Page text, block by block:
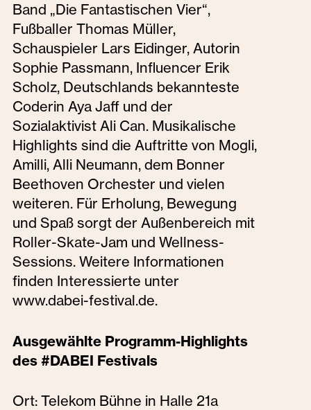
Band „Die Fantastischen Vier“,
Fußballer Thomas Müller,
Schauspieler Lars Eidinger, Autorin
Sophie Passmann, Influencer Erik
Scholz, Deutschlands bekannteste
Coderin Aya Jaff und der
Sozialaktivist Ali Can. Musikalische
Highlights sind die Auftritte von Mogli,
Amilli, Alli Neumann, dem Bonner
Beethoven Orchester und vielen
weiteren. Für Erholung, Bewegung
und Spaß sorgt der Außenbereich mit
Roller-Skate-Jam und Wellness-
Sessions. Weitere Informationen
finden Interessierte unter
www.dabei-festival.de.
Ausgewählte Programm-Highlights
des #DABEI Festivals
Ort: Telekom Bühne in Halle 21a